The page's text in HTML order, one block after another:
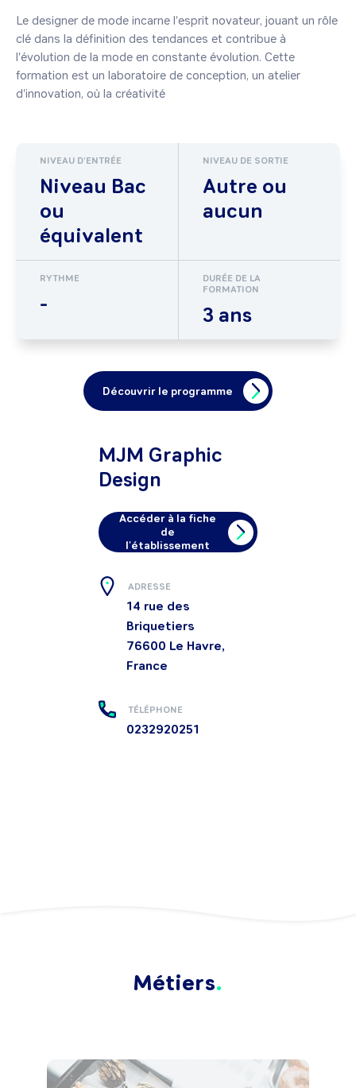
Le designer de mode incarne l'esprit novateur, jouant un rôle
clé dans la définition des tendances et contribue à
l'évolution de la mode en constante évolution. Cette
formation est un laboratoire de conception, un atelier
d'innovation, où la créativité
NIVEAU D'ENTRÉE
Niveau Bac
ou
équivalent
NIVEAU DE SORTIE
Autre ou
aucun
RYTHME
-
DURÉE DE LA
FORMATION
3 ans
Découvrir le programme
MJM Graphic
Design
Accéder à la fiche
de
l'établissement
ADRESSE
14 rue des
Briquetiers
76600 Le Havre,
France
TÉLÉPHONE
0232920251
Métiers